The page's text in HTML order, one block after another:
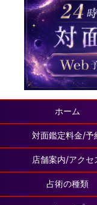
ホーム
対面鑑定料金/予
店舗案内/アクセ
占術の種類